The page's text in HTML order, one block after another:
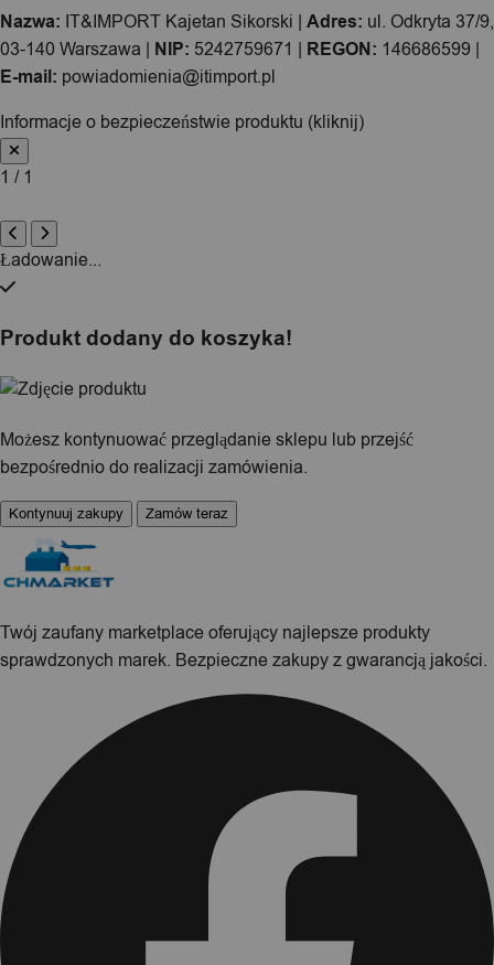
Nazwa: IT&IMPORT Kajetan Sikorski | Adres: ul. Odkryta 37/9,
03-140 Warszawa | NIP: 5242759671 | REGON: 146686599 |
E-mail: powiadomienia@itimport.pl
Informacje o bezpieczeństwie produktu (kliknij)
1 / 1
Ładowanie...
Produkt dodany do koszyka!
Możesz kontynuować przeglądanie sklepu lub przejść
bezpośrednio do realizacji zamówienia.
Kontynuuj zakupy Zamów teraz
Twój zaufany marketplace oferujący najlepsze produkty
sprawdzonych marek. Bezpieczne zakupy z gwarancją jakości.